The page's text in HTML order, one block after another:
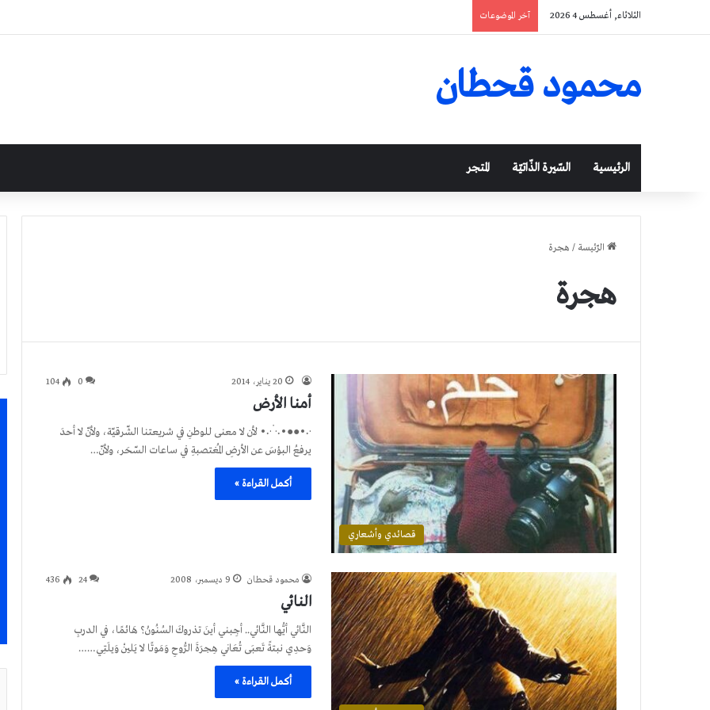
الثلاثاء, أغسطس 4 2026 آخر الموضوعات
محمود قحطان
الرئيسية السّيرة الذّاتيّة المتجر
الرّئيسة / هجرة
هجرة
قصائدي وأشعاري
20 يناير، 2014 0
104
أمنا الأرض
·٠•●●•٠·˙·٠• لأن لا معنى للوطنِ في شريعتنا الشّرقيّة، ولأنّ لا أحدَ
يرفعُ البؤسَ عن الأرضِ المُغتصبةِ في ساعات السّحَر، ولأنّ…
أكمل القراءة »
محمود قحطان 9 ديسمبر، 2008 24
436
النائي
النَّائي أيُّها النَّائي.. أجِبني أينَ تذروكَ السُنُونْ؟ هَائمًا، في الدربِ
وَحدِي نبتةً تَعبَى تُعَاني هِجرَةَ الرُّوحِ وَمَوتًا لا يَلينْ وَيلَتِي……
أكمل القراءة »